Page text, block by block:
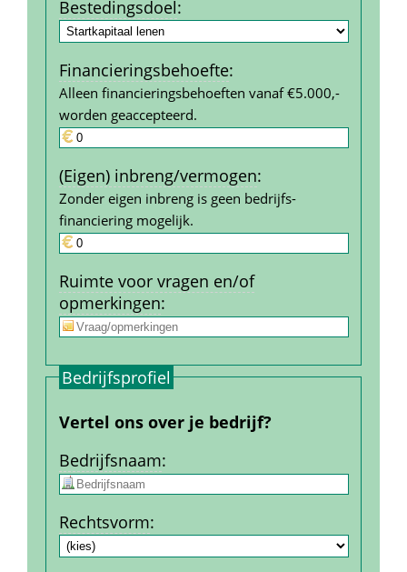
Bestedings­doel:
Financierings­behoefte:
Alleen financieringsbehoeften vanaf €5.000,-
worden geaccepteerd.
(Eigen) inbreng/vermogen:
Zonder eigen inbreng is geen bedrijfs­
financiering mogelijk.
Ruimte voor vragen en/of
opmerkingen:
Bedrijfs­profiel
Vertel ons over je bedrijf?
Bedrijfs­naam:
Rechtsvorm: